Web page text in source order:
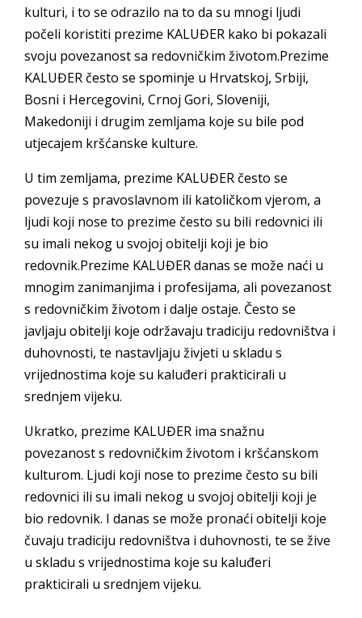
kulturi, i to se odrazilo na to da su mnogi ljudi
počeli koristiti prezime KALUĐER kako bi pokazali
svoju povezanost sa redovničkim životom.Prezime
KALUĐER često se spominje u Hrvatskoj, Srbiji,
Bosni i Hercegovini, Crnoj Gori, Sloveniji,
Makedoniji i drugim zemljama koje su bile pod
utjecajem kršćanske kulture.
U tim zemljama, prezime KALUĐER često se
povezuje s pravoslavnom ili katoličkom vjerom, a
ljudi koji nose to prezime često su bili redovnici ili
su imali nekog u svojoj obitelji koji je bio
redovnik.Prezime KALUĐER danas se može naći u
mnogim zanimanjima i profesijama, ali povezanost
s redovničkim životom i dalje ostaje. Često se
javljaju obitelji koje održavaju tradiciju redovništva i
duhovnosti, te nastavljaju živjeti u skladu s
vrijednostima koje su kaluđeri prakticirali u
srednjem vijeku.
Ukratko, prezime KALUĐER ima snažnu
povezanost s redovničkim životom i kršćanskom
kulturom. Ljudi koji nose to prezime često su bili
redovnici ili su imali nekog u svojoj obitelji koji je
bio redovnik. I danas se može pronaći obitelji koje
čuvaju tradiciju redovništva i duhovnosti, te se žive
u skladu s vrijednostima koje su kaluđeri
prakticirali u srednjem vijeku.